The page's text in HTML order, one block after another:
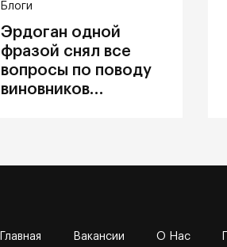
Блоги
Эрдоган одной
фразой снял все
вопросы по поводу
виновников
Главная Вакансии О Нас